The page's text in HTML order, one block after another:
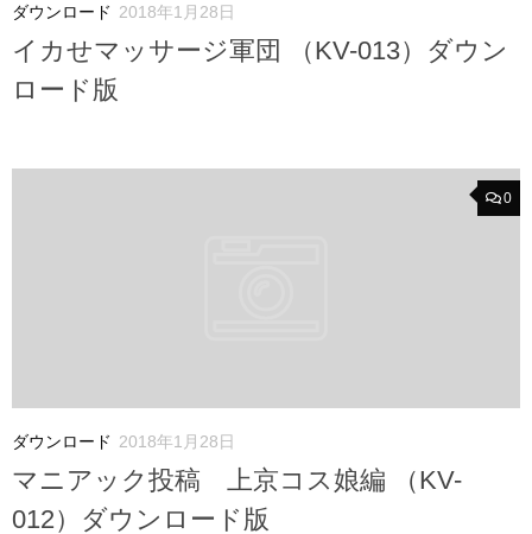
ダウンロード 2018年1月28日
イカせマッサージ軍団 （KV-013）ダウン
ロード版
0
ダウンロード 2018年1月28日
マニアック投稿 上京コス娘編 （KV-
012）ダウンロード版